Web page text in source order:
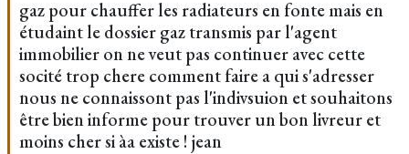
gaz pour chauffer les radiateurs en fonte mais en
étudaint le dossier gaz transmis par l'agent
immobilier on ne veut pas continuer avec cette
socité trop chere comment faire a qui s'adresser
nous ne connaissont pas l'indivsuion et souhaitons
être bien informe pour trouver un bon livreur et
moins cher si àa existe ! jean